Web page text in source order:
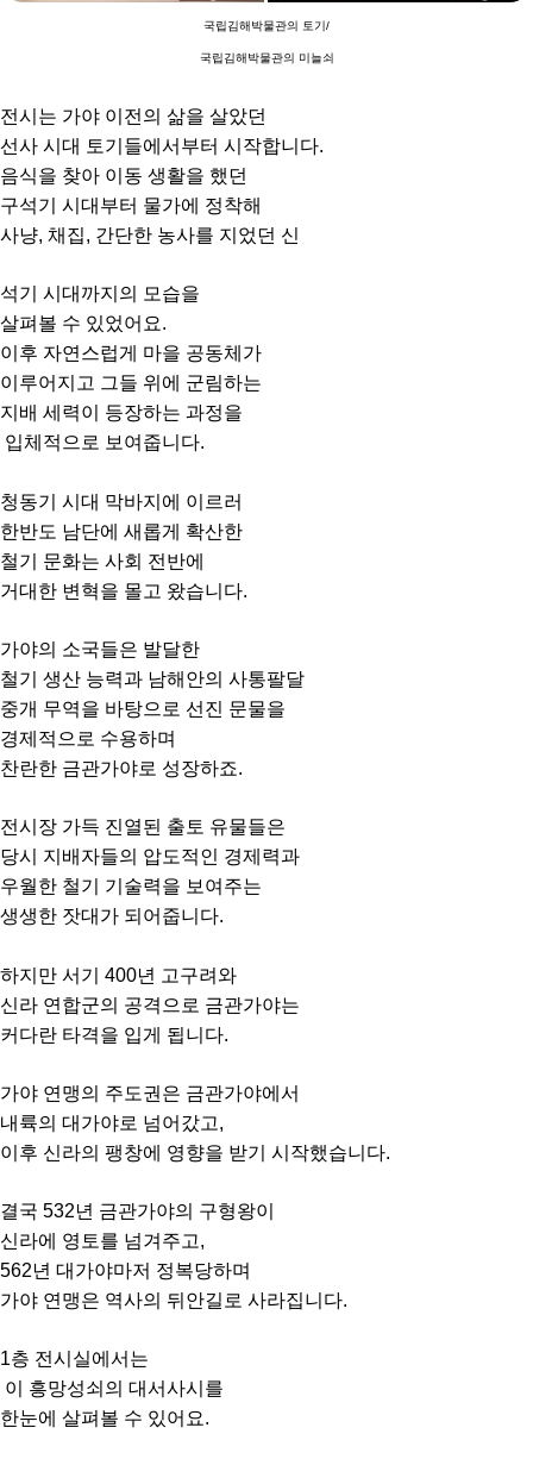
국립김해박물관의 토기/
국립김해박물관의 미늘쇠
전시는 가야 이전의 삶을 살았던
선사 시대 토기들에서부터 시작합니다.
음식을 찾아 이동 생활을 했던
구석기 시대부터 물가에 정착해
사냥, 채집, 간단한 농사를 지었던 신
석기 시대까지의 모습을
살펴볼 수 있었어요.
이후 자연스럽게 마을 공동체가
이루어지고 그들 위에 군림하는
지배 세력이 등장하는 과정을
입체적으로 보여줍니다.
청동기 시대 막바지에 이르러
한반도 남단에 새롭게 확산한
철기 문화는 사회 전반에
거대한 변혁을 몰고 왔습니다.
가야의 소국들은 발달한
철기 생산 능력과 남해안의 사통팔달
중개 무역을 바탕으로 선진 문물을
경제적으로 수용하며
찬란한 금관가야로 성장하죠.
전시장 가득 진열된 출토 유물들은
당시 지배자들의 압도적인 경제력과
우월한 철기 기술력을 보여주는
생생한 잣대가 되어줍니다.
하지만 서기 400년 고구려와
신라 연합군의 공격으로 금관가야는
커다란 타격을 입게 됩니다.
가야 연맹의 주도권은 금관가야에서
내륙의 대가야로 넘어갔고,
이후 신라의 팽창에 영향을 받기 시작했습니다.
결국 532년 금관가야의 구형왕이
신라에 영토를 넘겨주고,
562년 대가야마저 정복당하며
가야 연맹은 역사의 뒤안길로 사라집니다.
1층 전시실에서는
이 흥망성쇠의 대서사시를
한눈에 살펴볼 수 있어요.